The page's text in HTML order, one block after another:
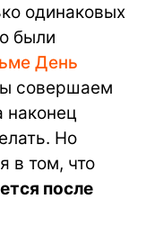
одинаковых
были
День
совершаем
наконец
Но
в том, что
после